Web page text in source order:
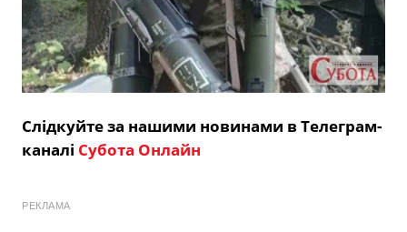
Слідкуйте за нашими новинами в Телеграм-
каналі Субота Онлайн
РЕКЛАМА